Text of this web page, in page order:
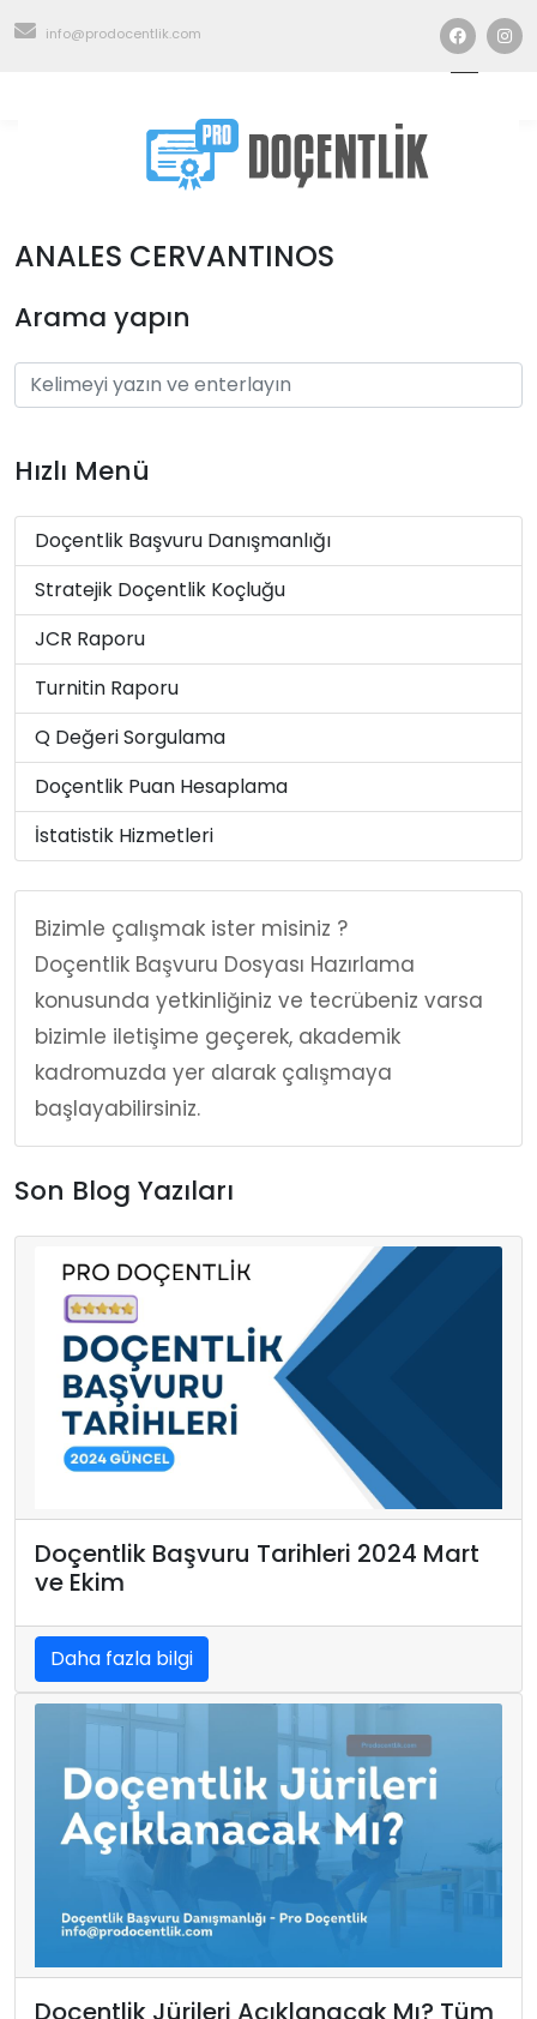
info@prodocentlik.com
ANALES CERVANTINOS
Arama yapın
Hızlı Menü
Doçentlik Başvuru Danışmanlığı
Stratejik Doçentlik Koçluğu
JCR Raporu
Turnitin Raporu
Q Değeri Sorgulama
Doçentlik Puan Hesaplama
İstatistik Hizmetleri
Bizimle çalışmak ister misiniz ?
Doçentlik Başvuru Dosyası Hazırlama
konusunda yetkinliğiniz ve tecrübeniz varsa
bizimle iletişime geçerek, akademik
kadromuzda yer alarak çalışmaya
başlayabilirsiniz.
Son Blog Yazıları
Doçentlik Başvuru Tarihleri 2024 Mart
ve Ekim
Daha fazla bilgi
Doçentlik Jürileri Açıklanacak Mı? Tüm